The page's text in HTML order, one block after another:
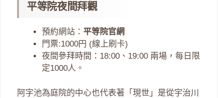
平等院夜間拜觀
預約網站： 平等院官網
門票:1000円 (線上刷卡)
夜間參拜時間：18:00、19:00 兩場，每日限
定1000人。
阿字池為庭院的中心也代表著「現世」是從宇治川